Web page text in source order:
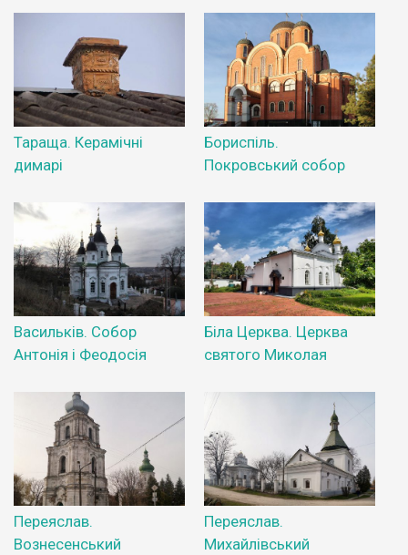
Тараща. Керамічні
димарі
Бориспіль.
Покровський собор
Васильків. Собор
Антонія і Феодосія
Біла Церква. Церква
святого Миколая
Переяслав.
Вознесенський
Переяслав.
Михайлівський